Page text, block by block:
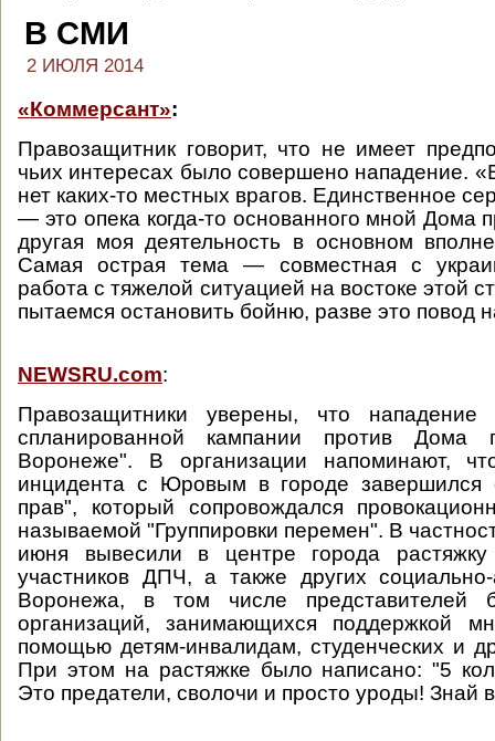
В СМИ
2 ИЮЛЯ 2014
«Коммерсант»:
Правозащитник говорит, что не имеет
чьих интересах было совершено нападение.
нет каких-то местных врагов. Единственное
— это опека когда-то основанного мной Дома
другая моя деятельность в основном вполне
Самая острая тема — совместная с
работа с тяжелой ситуацией на востоке этой
пытаемся остановить бойню, разве это повод
NEWSRU.com:
Правозащитники уверены, что нападение
спланированной кампании против Дома
Воронеже". В организации напоминают,
инцидента с Юровым в городе завершился
прав", который сопровождался
называемой "Группировки перемен". В
июня вывесили в центре города
участников ДПЧ, а также других
Воронежа, в том числе представителей
организаций, занимающихся поддержкой
помощью детям-инвалидам, студенческих и
При этом на растяжке было написано: "5
Это предатели, сволочи и просто уроды! Знай